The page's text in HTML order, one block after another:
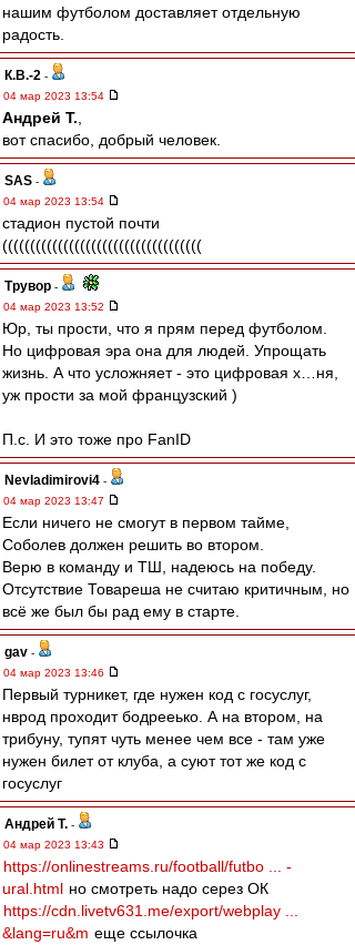
нашим футболом доставляет отдельную
радость.
К.В.-2 -
04 мар 2023 13:54
Андрей Т.
вот спасибо, добрый человек.
SAS -
04 мар 2023 13:54
стадион пустой почти
((((((((((((((((((((((((((((((((((((
Трувор -
04 мар 2023 13:52
Юр, ты прости, что я прям перед футболом.
Но цифровая эра она для людей. Упрощать
жизнь. А что усложняет - это цифровая х…ня,
уж прости за мой французский )
П.с. И это тоже про FanID
Nevladimirovi4 -
04 мар 2023 13:47
Если ничего не смогут в первом тайме,
Соболев должен решить во втором.
Верю в команду и ТШ, надеюсь на победу.
Отсутствие Товареша не считаю критичным, но
всё же был бы рад ему в старте.
gav -
04 мар 2023 13:46
Первый турникет, где нужен код с госуслуг,
нврод проходит бодрееько. А на втором, на
трибуну, тупят чуть менее чем все - там уже
нужен билет от клуба, а суют тот же код с
госуслуг
Андрей Т. -
04 мар 2023 13:43
https://onlinestreams.ru/football/futbo ... -
ural.html но смотреть надо серез ОК
https://cdn.livetv631.me/export/webplay ...
&lang=ru&m еще ссылочка